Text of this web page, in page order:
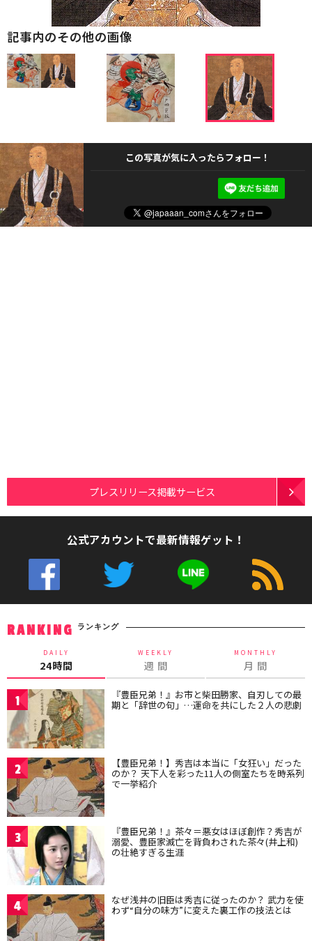
記事内のその他の画像
この写真が気に入ったらフォロー！
プレスリリース掲載サービス
公式アカウントで最新情報ゲット！
RANKING ランキング
DAILY
24時間
WEEKLY
週 間
MONTHLY
月 間
1 『豊臣兄弟！』お市と柴田勝家、自刃しての最
期と「辞世の句」…運命を共にした２人の悲劇
2 【豊臣兄弟！】秀吉は本当に「女狂い」だった
のか？ 天下人を彩った11人の側室たちを時系列
で一挙紹介
3 『豊臣兄弟！』茶々＝悪女はほぼ創作？秀吉が
溺愛、豊臣家滅亡を背負わされた茶々(井上和)
の壮絶すぎる生涯
4 なぜ浅井の旧臣は秀吉に従ったのか？ 武力を使
わず“自分の味方”に変えた裏工作の技法とは